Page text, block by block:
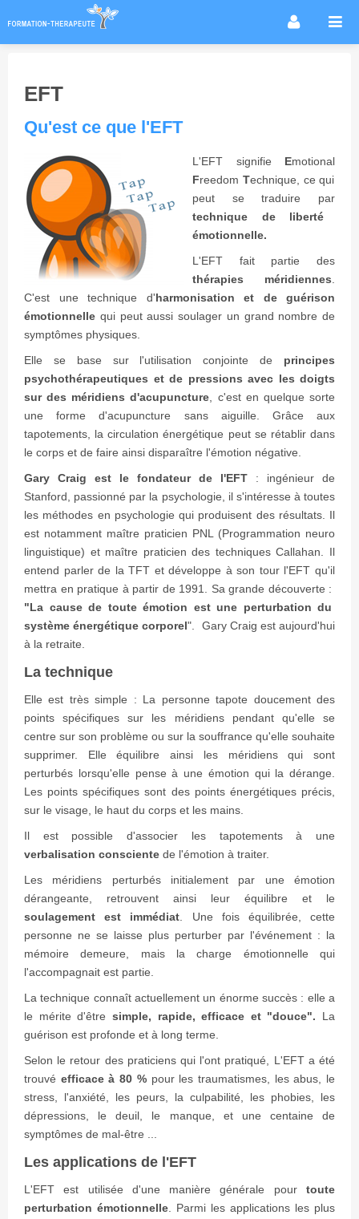
Conseils formation
Annuaire des praticiens
Agenda & Actualités
Forum
EFT
Qu'est ce que l'EFT
L'EFT signifie Emotional
Freedom Technique, ce qui
peut se traduire par
technique de liberté
émotionnelle.
L'EFT fait partie des
thérapies méridiennes
C'est une technique d'harmonisation et de guérison
émotionnelle qui peut aussi soulager un grand nombre de
symptômes physiques.
Elle se base sur l'utilisation conjointe de principes
psychothérapeutiques et de pressions avec les doigts
sur des méridiens d'acupuncture , c'est en quelque sorte
une forme d'acupuncture sans aiguille. Grâce aux
tapotements, la circulation énergétique peut se rétablir dans
le corps et de faire ainsi disparaître l'émotion négative.
Gary Craig est le fondateur de l'EFT : ingénieur de
Stanford, passionné par la psychologie, il s'intéresse à toutes
les méthodes en psychologie qui produisent des résultats. Il
est notamment maître praticien PNL (Programmation neuro
linguistique) et maître praticien des techniques Callahan. Il
entend parler de la TFT et développe à son tour l'EFT qu'il
mettra en pratique à partir de 1991. Sa grande découverte :
"La cause de toute émotion est une perturbation du
système énergétique corporel". Gary Craig est aujourd'hui
à la retraite.
La technique
Elle est très simple : La personne tapote doucement des
points spécifiques sur les méridiens pendant qu'elle se
centre sur son problème ou sur la souffrance qu'elle souhaite
supprimer. Elle équilibre ainsi les méridiens qui sont
perturbés lorsqu'elle pense à une émotion qui la dérange.
Les points spécifiques sont des points énergétiques précis,
sur le visage, le haut du corps et les mains.
Il est possible d'associer les tapotements à une
verbalisation consciente de l'émotion à traiter.
Les méridiens perturbés initialement par une émotion
dérangeante, retrouvent ainsi leur équilibre et le
soulagement est immédiat . Une fois équilibrée, cette
personne ne se laisse plus perturber par l'événement : la
mémoire demeure, mais la charge émotionnelle qui
l'accompagnait est partie.
La technique connaît actuellement un énorme succès : elle a
le mérite d'être simple, rapide, efficace et "douce". La
guérison est profonde et à long terme.
Selon le retour des praticiens qui l'ont pratiqué, L'EFT a été
trouvé efficace à 80 %pour les traumatismes, les abus, le
stress, l'anxiété, les peurs, la culpabilité, les phobies, les
dépressions, le deuil, le manque, et une centaine de
symptômes de mal-être ...
Les applications de l'EFT
L'EFT est utilisée d'une manière générale pour toute
perturbation émotionnelle . Parmi les applications les plus